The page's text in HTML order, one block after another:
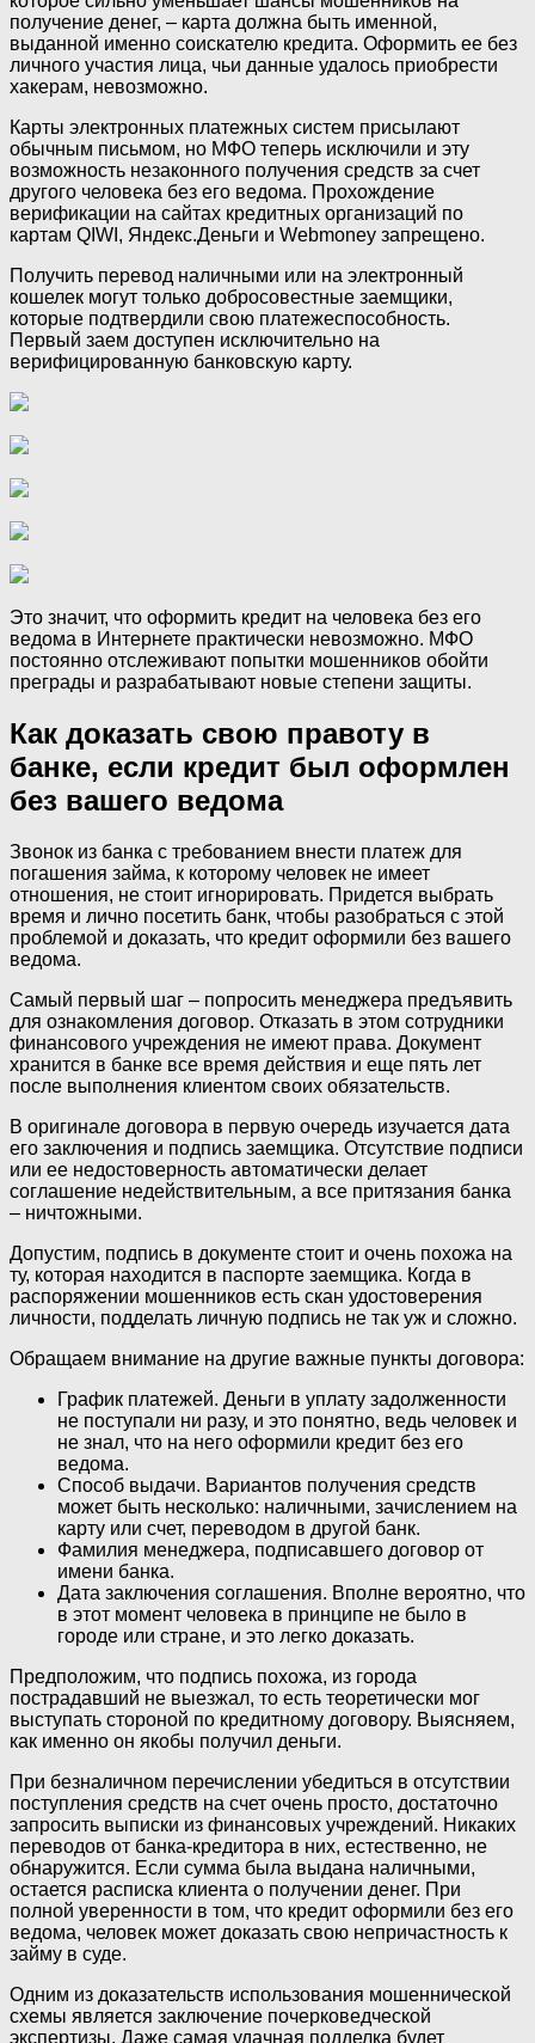
получение денег, – карта должна быть именной,
выданной именно соискателю кредита. Оформить ее без
личного участия лица, чьи данные удалось приобрести
хакерам, невозможно.
Карты электронных платежных систем присылают
обычным письмом, но МФО теперь исключили и эту
возможность незаконного получения средств за счет
другого человека без его ведома. Прохождение
верификации на сайтах кредитных организаций по
картам QIWI, Яндекс.Деньги и Webmoney запрещено.
Получить перевод наличными или на электронный
кошелек могут только добросовестные заемщики,
которые подтвердили свою платежеспособность.
Первый заем доступен исключительно на
верифицированную банковскую карту.
Это значит, что оформить кредит на человека без его
ведома в Интернете практически невозможно. МФО
постоянно отслеживают попытки мошенников обойти
преграды и разрабатывают новые степени защиты.
Как доказать свою правоту в
банке, если кредит был оформлен
без вашего ведома
Звонок из банка с требованием внести платеж для
погашения займа, к которому человек не имеет
отношения, не стоит игнорировать. Придется выбрать
время и лично посетить банк, чтобы разобраться с этой
проблемой и доказать, что кредит оформили без вашего
ведома.
Самый первый шаг – попросить менеджера предъявить
для ознакомления договор. Отказать в этом сотрудники
финансового учреждения не имеют права. Документ
хранится в банке все время действия и еще пять лет
после выполнения клиентом своих обязательств.
В оригинале договора в первую очередь изучается дата
его заключения и подпись заемщика. Отсутствие подписи
или ее недостоверность автоматически делает
соглашение недействительным, а все притязания банка
– ничтожными.
Допустим, подпись в документе стоит и очень похожа на
ту, которая находится в паспорте заемщика. Когда в
распоряжении мошенников есть скан удостоверения
личности, подделать личную подпись не так уж и сложно.
Обращаем внимание на другие важные пункты договора:
График платежей. Деньги в уплату задолженности
не поступали ни разу, и это понятно, ведь человек и
не знал, что на него оформили кредит без его
ведома.
Способ выдачи. Вариантов получения средств
может быть несколько: наличными, зачислением на
карту или счет, переводом в другой банк.
Фамилия менеджера, подписавшего договор от
имени банка.
Дата заключения соглашения. Вполне вероятно, что
в этот момент человека в принципе не было в
городе или стране, и это легко доказать.
Предположим, что подпись похожа, из города
пострадавший не выезжал, то есть теоретически мог
выступать стороной по кредитному договору. Выясняем,
как именно он якобы получил деньги.
При безналичном перечислении убедиться в отсутствии
поступления средств на счет очень просто, достаточно
запросить выписки из финансовых учреждений. Никаких
переводов от банка-кредитора в них, естественно, не
обнаружится. Если сумма была выдана наличными,
остается расписка клиента о получении денег. При
полной уверенности в том, что кредит оформили без его
ведома, человек может доказать свою непричастность к
займу в суде.
Одним из доказательств использования мошеннической
схемы является заключение почерковедческой
экспертизы. Даже самая удачная подделка будет